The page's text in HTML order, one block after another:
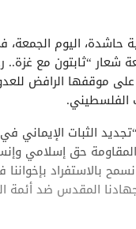
حاشدة، اليوم الجمعة،
شعار “ثابتون مع غزة..
موقفها الرافض
الفلسطيني.
الثبات الإيماني
حق إسلامي
بالاستفراد
المقدس ضد أئمة